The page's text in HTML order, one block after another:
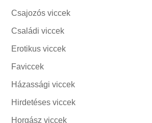
Csajozós viccek
Családi viccek
Erotikus viccek
Faviccek
Házassági viccek
Hirdetéses viccek
Horgász viccek